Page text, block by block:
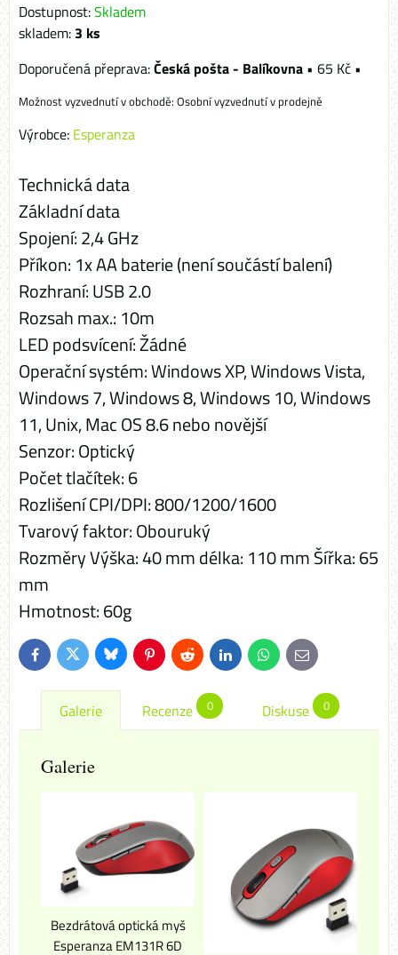
Dostupnost:Skladem
skladem: 3 ks
Česká pošta - Balíkovna • 65 Kč •
Osobní vyzvednutí v prodejně
Výrobce: Esperanza
Technická data
Základní data
Spojení: 2,4 GHz
Příkon: 1x AA baterie (není součástí balení)
Rozhraní: USB 2.0
Rozsah max.: 10m
LED podsvícení: Žádné
Operační systém: Windows XP, Windows Vista,
Windows 7, Windows 8, Windows 10, Windows
11, Unix, Mac OS 8.6 nebo novější
Senzor: Optický
Počet tlačítek: 6
Rozlišení CPI/DPI: 800/1200/1600
Tvarový faktor: Obouruký
Rozměry Výška: 40 mm délka: 110 mm Šířka: 65
mm
Hmotnost: 60g
FacebookTwitterBlueskyPinterestReddit LinkedInWhatsApp
E-
mail
Galerie Recenze 0 Diskuse 0
Galerie
Bezdrátová optická myš
Esperanza EM131R 6D